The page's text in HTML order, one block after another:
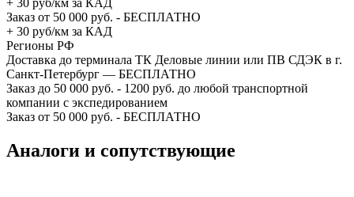
Заказ от 50 000 руб. - БЕСПЛАТНО
+ 30 руб/км за КАД
Регионы РФ
Доставка до терминала ТК Деловые линии или ПВ СДЭК в г.
Санкт-Петербург — БЕСПЛАТНО
Заказ до 50 000 руб. - 1200 руб. до любой транспортной
компании с экспедированием
Заказ от 50 000 руб. - БЕСПЛАТНО
Аналоги и сопутствующие